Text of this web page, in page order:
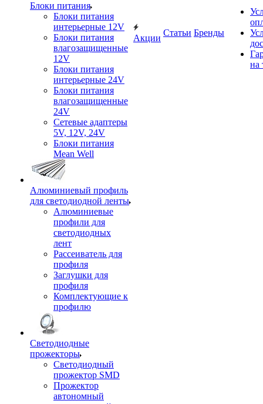
Блоки питания
Блоки питания
интерьерные 12V
Блоки питания
влагозащищенные
12V
Блоки питания
интерьерные 24V
Блоки питания
влагозащищенные
24V
Сетевые адаптеры
5V, 12V, 24V
Блоки питания
Mean Well
Алюминиевый профиль
для светодиодной ленты
Алюминиевые
профили для
светодиодных
лент
Рассеиватель для
профиля
Заглушки для
профиля
Комплектующие к
профилю
Светодиодные
прожекторы
Светодиодный
прожектор SMD
Прожектор
автономный
Акции
Статьи Бренды
на